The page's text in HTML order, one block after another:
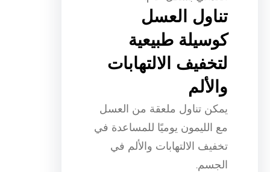
تناول العسل
كوسيلة طبيعية
لتخفيف الالتهابات
والألم
يمكن تناول ملعقة من العسل
مع الليمون يوميًا للمساعدة في
تخفيف الالتهابات والألم في
الجسم.